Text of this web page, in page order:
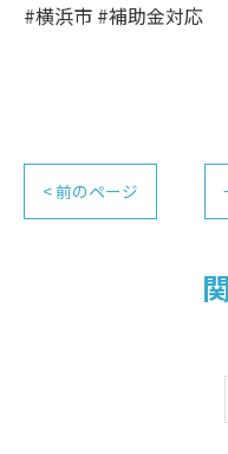
#横浜市 #補助金対応
< 前のページ